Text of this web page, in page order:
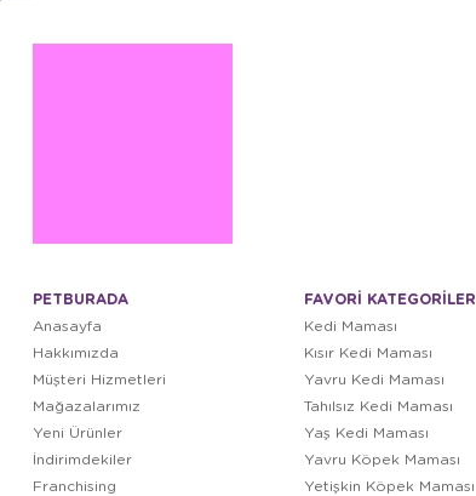
PETBURADA
Anasayfa
Hakkımızda
Müşteri Hizmetleri
Mağazalarımız
Yeni Ürünler
İndirimdekiler
Franchising
FAVORİ KATEGORİLER
Kedi Maması
Kısır Kedi Maması
Yavru Kedi Maması
Tahılsız Kedi Maması
Yaş Kedi Maması
Yavru Köpek Maması
Yetişkin Köpek Maması